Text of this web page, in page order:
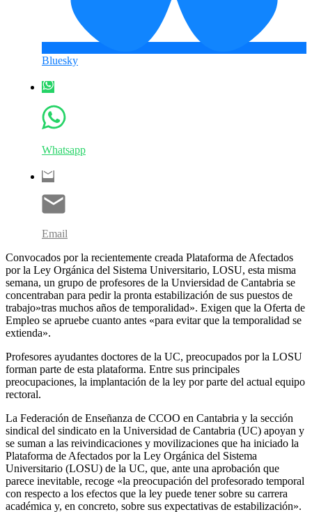
Bluesky
Whatsapp
Email
Convocados por la recientemente creada Plataforma de Afectados
por la Ley Orgánica del Sistema Universitario, LOSU, esta misma
semana, un grupo de profesores de la Unviersidad de Cantabria se
concentraban para pedir la pronta estabilización de sus puestos de
trabajo»tras muchos años de temporalidad». Exigen que la Oferta de
Empleo se apruebe cuanto antes «para evitar que la temporalidad se
extienda».
Profesores ayudantes doctores de la UC, preocupados por la LOSU
forman parte de esta plataforma. Entre sus principales
preocupaciones, la implantación de la ley por parte del actual equipo
rectoral.
La Federación de Enseñanza de CCOO en Cantabria y la sección
sindical del sindicato en la Universidad de Cantabria (UC) apoyan y
se suman a las reivindicaciones y movilizaciones que ha iniciado la
Plataforma de Afectados por la Ley Orgánica del Sistema
Universitario (LOSU) de la UC, que, ante una aprobación que
parece inevitable, recoge «la preocupación del profesorado temporal
con respecto a los efectos que la ley puede tener sobre su carrera
académica y, en concreto, sobre sus expectativas de estabilización».